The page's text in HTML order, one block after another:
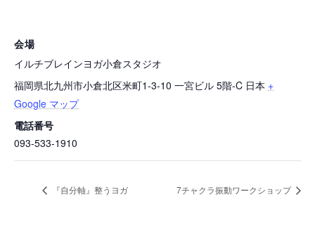
会場
イルチブレインヨガ小倉スタジオ
福岡県北九州市小倉北区米町1-3-10 一宮ビル 5階-C 日本 +
Google マップ
電話番号
093-533-1910
『自分軸』整うヨガ 7チャクラ振動ワークショップ